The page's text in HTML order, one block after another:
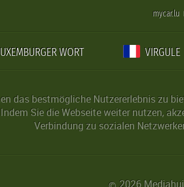
mycar.lu
WORT VIRGULE
das bestmögliche Nutzererlebnis zu
Sie die Webseite weiter nutzen,
Verbindung zu sozialen
2026